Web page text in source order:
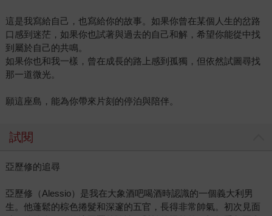
這是我寫給自己，也寫給你的故事。如果你曾在某個人生的岔路
口感到迷茫，如果你也試著與過去的自己和解，希望你能從中找
到屬於自己的共鳴。
如果你也和我一樣，曾在成長的路上感到孤獨，但依然試圖尋找
那一道微光。
願這座島，能為你帶來片刻的停泊與陪伴。
試閱
亞歷修的追尋
亞歷修（Alessio）是我在大象酒吧喝酒時認識的一個義大利男
生。他蓬鬆的棕色捲髮和深邃的五官，長得非常帥氣。初次見面